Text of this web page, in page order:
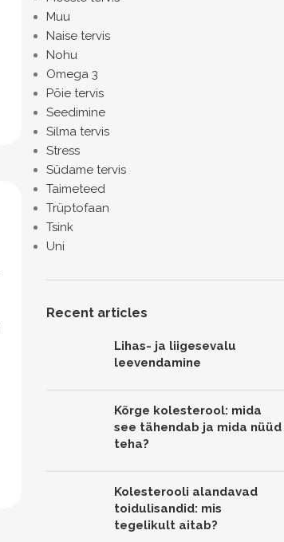
Muu
Naise tervis
Nohu
Omega 3
Põie tervis
Seedimine
Silma tervis
Stress
Südame tervis
Taimeteed
Trüptofaan
Tsink
Uni
Recent articles
Lihas- ja liigesevalu
leevendamine
Kõrge kolesterool: mida
see tähendab ja mida nüüd
teha?
Kolesterooli alandavad
toidulisandid: mis
tegelikult aitab?